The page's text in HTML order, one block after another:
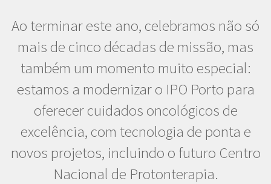
Ao terminar este ano, celebramos não só
mais de cinco décadas de missão, mas
também um momento muito especial:
estamos a modernizar o IPO Porto para
oferecer cuidados oncológicos de
excelência, com tecnologia de ponta e
novos projetos, incluindo o futuro Centro
Nacional de Protonterapia.